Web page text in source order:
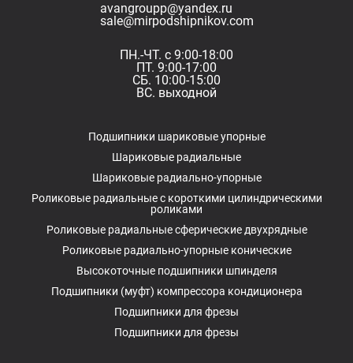
avangroupp@yandex.ru
sale@mirpodshipnikov.com
ПН.-ЧТ. с 9:00-18:00
ПТ. 9:00-17:00
СБ. 10:00-15:00
ВС. выходной
Подшипники шариковые упорные
Шариковые радиальные
Шариковые радиально-упорные
Роликовые радиальные с короткими цилиндрическими
роликами
Роликовые радиальные сферические двухрядные
Роликовые радиально-упорные конические
Высокоточные подшипники шпинделя
Подшипники (муфт) компрессора кондиционера
Подшипники для фрезы
Подшипники для фрезы